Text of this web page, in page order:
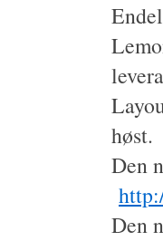
høst.
Den
Den